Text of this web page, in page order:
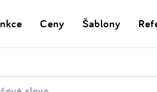
Ceny Šablony